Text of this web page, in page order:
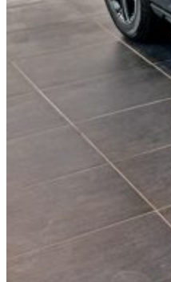
CHANGAN UNI-L
электрическим
Узнать больше
Наши бренды
Changan